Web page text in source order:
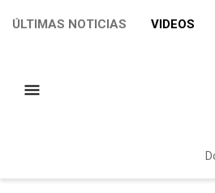
ÚLTIMAS NOTICIAS VIDEOS